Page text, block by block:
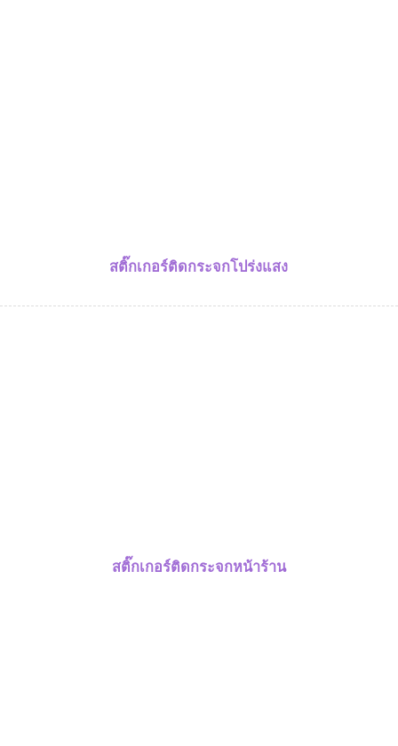
สติ๊กเกอร์ติดกระจกโปร่งแสง
สติ๊กเกอร์ติดกระจกหน้าร้าน